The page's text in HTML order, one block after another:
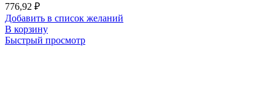
776,92 ₽
Добавить в список желаний
В корзину
Быстрый просмотр